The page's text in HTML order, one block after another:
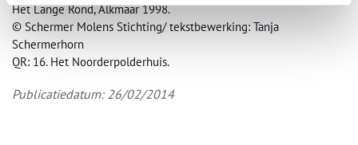
Het Lange Rond, Alkmaar 1998.
© Schermer Molens Stichting/ tekstbewerking: Tanja
Schermerhorn
QR: 16. Het Noorderpolderhuis.
Publicatiedatum: 26/02/2014